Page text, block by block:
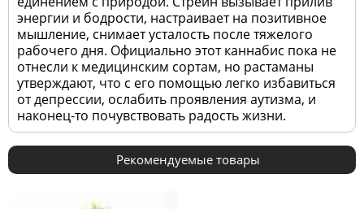
энергии и бодрости, настраивает на позитивное
мышление, снимает усталость после тяжелого
рабочего дня. Официально этот каннабис пока не
отнесли к медицинским сортам, но растаманы
утверждают, что с его помощью легко избавиться
от депрессии, ослабить проявления аутизма, и
наконец-то почувствовать радость жизни.
Рекомендуемые товары